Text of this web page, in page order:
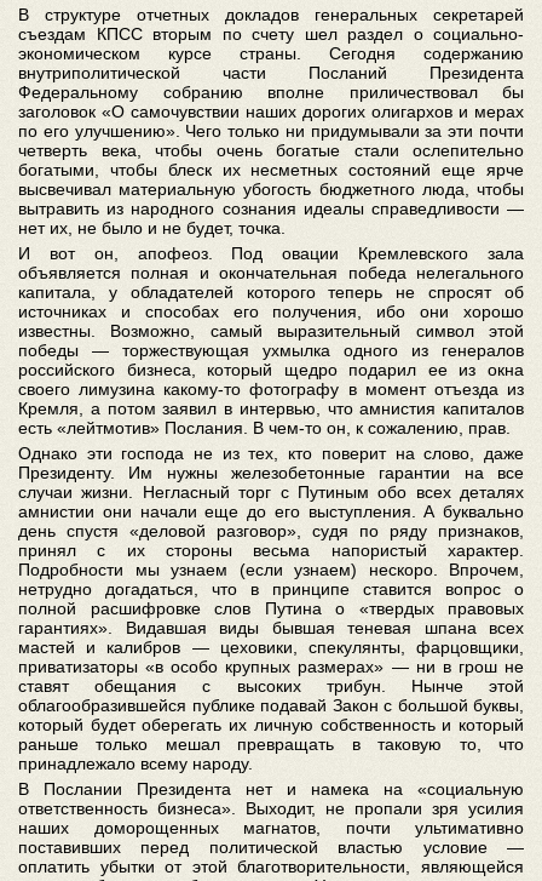
В структуре отчетных докладов генеральных секретарей
съездам КПСС вторым по счету шел раздел о социально-
экономическом курсе страны. Сегодня содержанию
внутриполитической части Посланий Президента
Федеральному собранию вполне приличествовал бы
заголовок «О самочувствии наших дорогих олигархов и мерах
по его улучшению». Чего только ни придумывали за эти почти
четверть века, чтобы очень богатые стали ослепительно
богатыми, чтобы блеск их несметных состояний еще ярче
высвечивал материальную убогость бюджетного люда, чтобы
вытравить из народного сознания идеалы справедливости —
нет их, не было и не будет, точка.
И вот он, апофеоз. Под овации Кремлевского зала
объявляется полная и окончательная победа нелегального
капитала, у обладателей которого теперь не спросят об
источниках и способах его получения, ибо они хорошо
известны. Возможно, самый выразительный символ этой
победы — торжествующая ухмылка одного из генералов
российского бизнеса, который щедро подарил ее из окна
своего лимузина какому-то фотографу в момент отъезда из
Кремля, а потом заявил в интервью, что амнистия капиталов
есть «лейтмотив» Послания. В чем-то он, к сожалению, прав.
Однако эти господа не из тех, кто поверит на слово, даже
Президенту. Им нужны железобетонные гарантии на все
случаи жизни. Негласный торг с Путиным обо всех деталях
амнистии они начали еще до его выступления. А буквально
день спустя «деловой разговор», судя по ряду признаков,
принял с их стороны весьма напористый характер.
Подробности мы узнаем (если узнаем) нескоро. Впрочем,
нетрудно догадаться, что в принципе ставится вопрос о
полной расшифровке слов Путина о «твердых правовых
гарантиях». Видавшая виды бывшая теневая шпана всех
мастей и калибров — цеховики, спекулянты, фарцовщики,
приватизаторы «в особо крупных размерах» — ни в грош не
ставят обещания с высоких трибун. Нынче этой
облагообразившейся публике подавай Закон с большой буквы,
который будет оберегать их личную собственность и который
раньше только мешал превращать в таковую то, что
принадлежало всему народу.
В Послании Президента нет и намека на «социальную
ответственность бизнеса». Выходит, не пропали зря усилия
наших доморощенных магнатов, почти ультимативно
поставивших перед политической властью условие —
оплатить убытки от этой благотворительности, являющейся